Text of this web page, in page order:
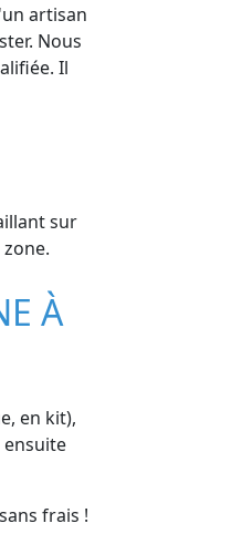
artisan
Nous
Il
sur
À
en kit),
frais !